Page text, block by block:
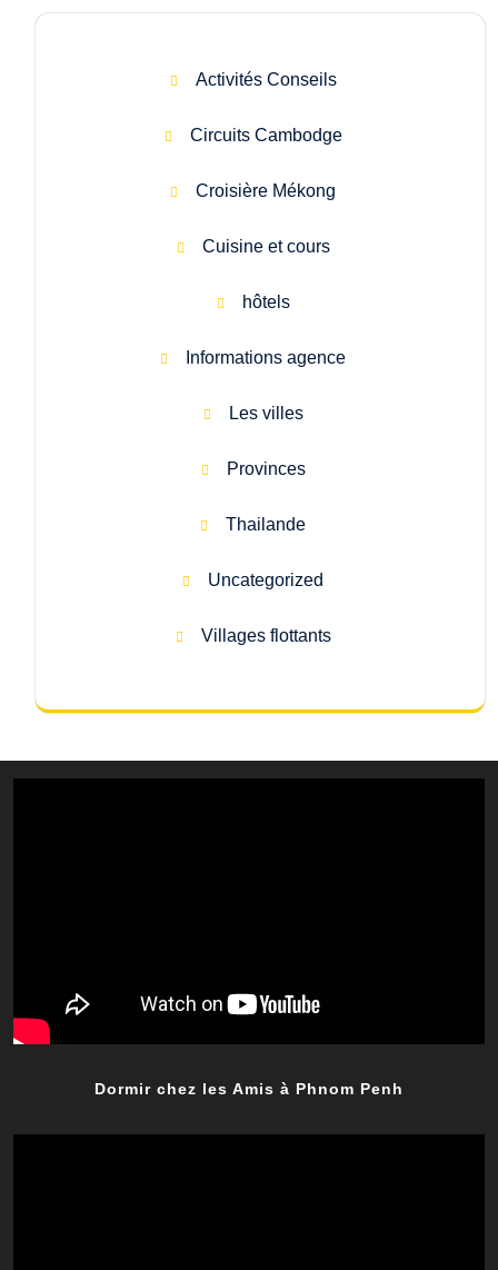
Activités Conseils
Circuits Cambodge
Croisière Mékong
Cuisine et cours
hôtels
Informations agence
Les villes
Provinces
Thailande
Uncategorized
Villages flottants
Dormir chez les Amis à Phnom Penh